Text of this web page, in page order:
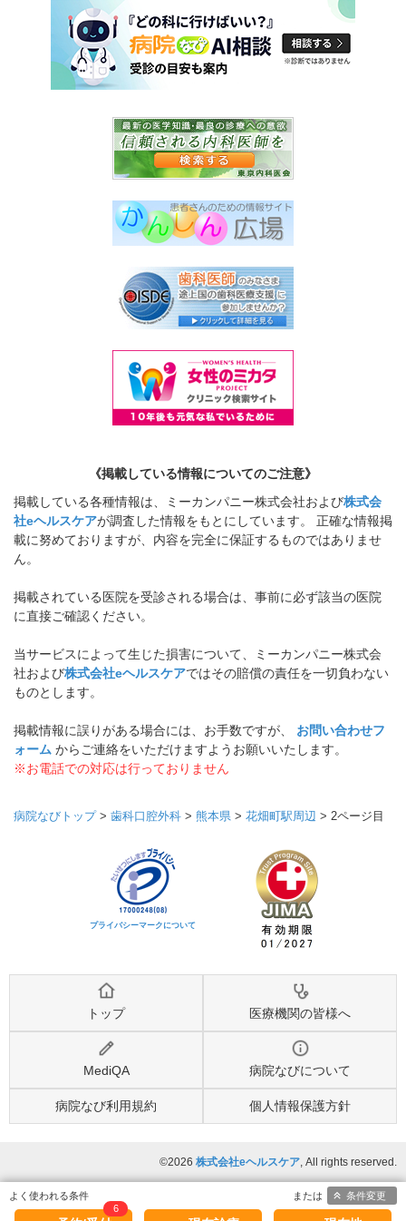
《掲載している情報についてのご注意》
掲載している各種情報は、ミーカンパニー株式会社および株式会
社eヘルスケアが調査した情報をもとにしています。 正確な情報掲
載に努めておりますが、内容を完全に保証するものではありませ
ん。
掲載されている医院を受診される場合は、事前に必ず該当の医院
に直接ご確認ください。
当サービスによって生じた損害について、ミーカンパニー株式会
社および株式会社eヘルスケアではその賠償の責任を一切負わない
ものとします。
掲載情報に誤りがある場合には、お手数ですが、 お問い合わせフ
ォーム からご連絡をいただけますようお願いいたします。
※お電話での対応は行っておりません
病院なびトップ> 歯科口腔外科 > 熊本県 > 花畑町駅周辺 > 2ページ目
プライバシーマークについて
トップ 医療機関の皆様へ
MediQA 病院なびについて
病院なび利用規約 個人情報保護方針
©2026 株式会社eヘルスケア, All rights reserved.
6
条件変更